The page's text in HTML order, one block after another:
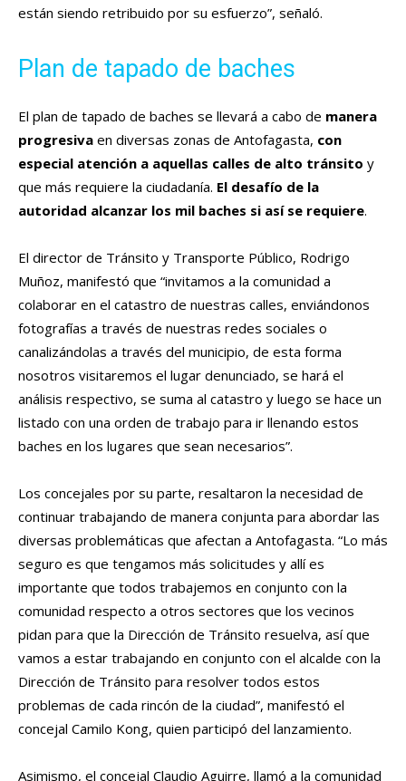
están siendo retribuido por su esfuerzo”, señaló.
Plan de tapado de baches
El plan de tapado de baches se llevará a cabo de manera
progresiva en diversas zonas de Antofagasta, con
especial atención a aquellas calles de alto tránsito y
que más requiere la ciudadanía. El desafío de la
autoridad alcanzar los mil baches si así se requiere.
El director de Tránsito y Transporte Público, Rodrigo
Muñoz, manifestó que “invitamos a la comunidad a
colaborar en el catastro de nuestras calles, enviándonos
fotografías a través de nuestras redes sociales o
canalizándolas a través del municipio, de esta forma
nosotros visitaremos el lugar denunciado, se hará el
análisis respectivo, se suma al catastro y luego se hace un
listado con una orden de trabajo para ir llenando estos
baches en los lugares que sean necesarios”.
Los concejales por su parte, resaltaron la necesidad de
continuar trabajando de manera conjunta para abordar las
diversas problemáticas que afectan a Antofagasta. “Lo más
seguro es que tengamos más solicitudes y allí es
importante que todos trabajemos en conjunto con la
comunidad respecto a otros sectores que los vecinos
pidan para que la Dirección de Tránsito resuelva, así que
vamos a estar trabajando en conjunto con el alcalde con la
Dirección de Tránsito para resolver todos estos
problemas de cada rincón de la ciudad”, manifestó el
concejal Camilo Kong, quien participó del lanzamiento.
Asimismo, el concejal Claudio Aguirre, llamó a la comunidad